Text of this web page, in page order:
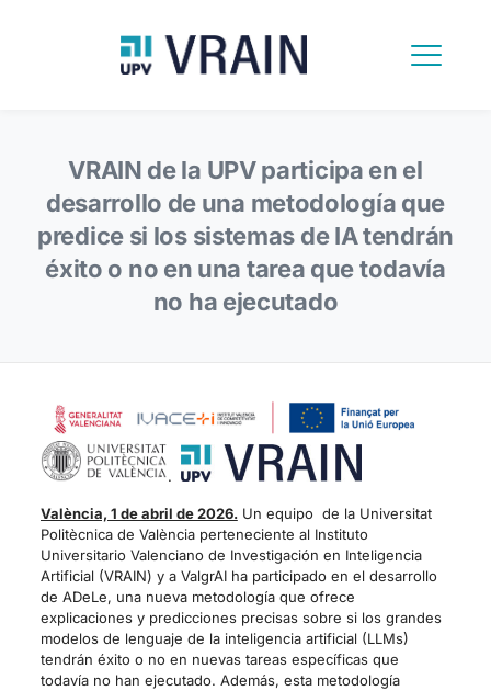
VRAIN de la UPV participa en el
desarrollo de una metodología que
predice si los sistemas de IA tendrán
éxito o no en una tarea que todavía
no ha ejecutado
.
València, 1 de abril de 2026.Un equipo de la Universitat
Politècnica de València perteneciente al Instituto
Universitario Valenciano de Investigación en Inteligencia
Artificial (VRAIN) y a ValgrAI ha participado en el desarrollo
de ADeLe, una nueva metodología que ofrece
explicaciones y predicciones precisas sobre si los grandes
modelos de lenguaje de la inteligencia artificial (LLMs)
tendrán éxito o no en nuevas tareas específicas que
todavía no han ejecutado. Además, esta metodología